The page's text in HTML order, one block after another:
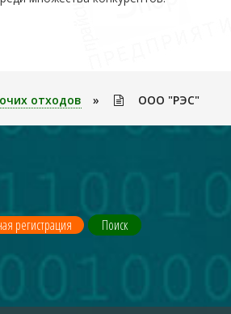
отходов » ООО "РЭС"
регистрация Поиск